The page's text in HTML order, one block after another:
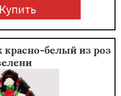
Купить
красно-белый из роз